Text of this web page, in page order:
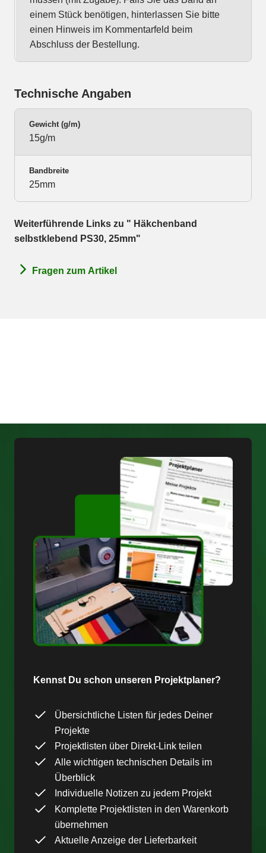
einem Stück benötigen, hinterlassen Sie bitte
einen Hinweis im Kommentarfeld beim
Abschluss der Bestellung.
Technische Angaben
Gewicht (g/m)
15g/m
Bandbreite
25mm
Weiterführende Links zu " Häkchenband
selbstklebend PS30, 25mm"
Fragen zum Artikel
Kennst Du schon unseren Projektplaner?
Übersichtliche Listen für jedes Deiner
Projekte
Projektlisten über Direkt-Link teilen
Alle wichtigen technischen Details im
Überblick
Individuelle Notizen zu jedem Projekt
Komplette Projektlisten in den Warenkorb
übernehmen
Aktuelle Anzeige der Lieferbarkeit